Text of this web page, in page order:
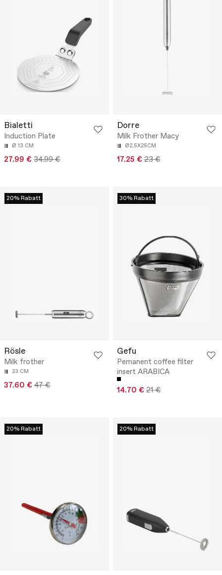
Bialetti
Induction Plate
Ø 13 CM
27.99 € 34.99 €
Dorre
Milk Frother Macy
Ø2.5X25CM
17.25 € 23 €
20% Rabatt
Rösle
Milk frother
23 CM
37.60 € 47 €
30% Rabatt
Gefu
Pemanent coffee filter
insert ARABICA
14.70 € 21 €
20% Rabatt 20% Rabatt